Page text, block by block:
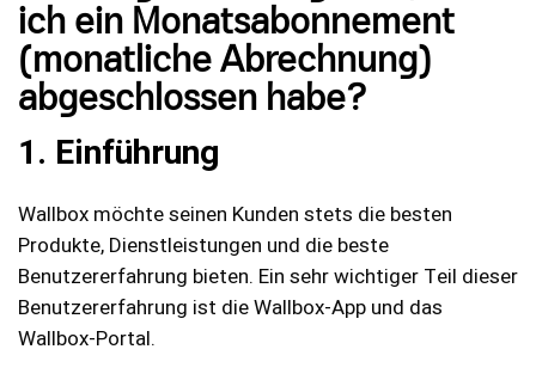
ich ein Monatsabonnement
(monatliche Abrechnung)
abgeschlossen habe?
1. Einführung
Wallbox möchte seinen Kunden stets die besten
Produkte, Dienstleistungen und die beste
Benutzererfahrung bieten. Ein sehr wichtiger Teil dieser
Benutzererfahrung ist die Wallbox-App und das
Wallbox-Portal.